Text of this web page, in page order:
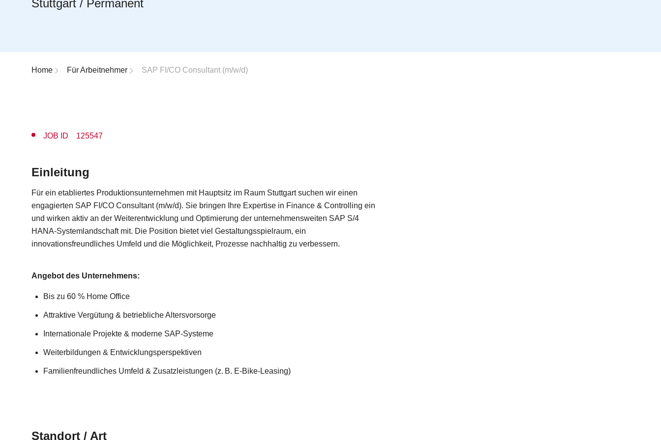
Stuttgart / Permanent
Breadcrumb-Navigation
Home Für Arbeitnehmer SAP FI/CO Consultant (m/w/d)
JOB ID 125547
Einleitung
Für ein etabliertes Produktionsunternehmen mit Hauptsitz im Raum Stuttgart suchen wir einen
engagierten SAP FI/CO Consultant (m/w/d). Sie bringen Ihre Expertise in Finance & Controlling ein
und wirken aktiv an der Weiterentwicklung und Optimierung der unternehmensweiten SAP S/4
HANA-Systemlandschaft mit. Die Position bietet viel Gestaltungsspielraum, ein
innovationsfreundliches Umfeld und die Möglichkeit, Prozesse nachhaltig zu verbessern.
Angebot des Unternehmens:
Bis zu 60 % Home Office
Attraktive Vergütung & betriebliche Altersvorsorge
Internationale Projekte & moderne SAP-Systeme
Weiterbildungen & Entwicklungsperspektiven
Familienfreundliches Umfeld & Zusatzleistungen (z. B. E-Bike-Leasing)
Standort / Art